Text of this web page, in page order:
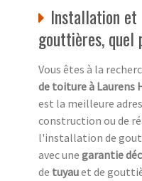
Installation et
gouttières, quel
Vous êtes à la
de toiture à Laurens
est la meilleure
construction ou de
l'installation de
avec une garantie
de tuyauet de